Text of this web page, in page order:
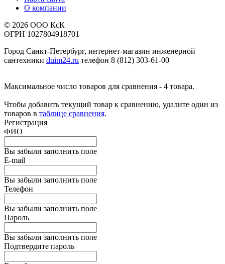
О компании
© 2026 ООО КсК
ОГРН 1027804918701
Город Санкт-Петербург, интернет-магазин инженерной
сантехники duim24.ru телефон 8 (812) 303-61-00
Максимальное число товаров для сравнения - 4 товара.
Чтобы добавить текущий товар к сравнению, удалите один из
товаров в таблице сравнения.
Регистрация
ФИО
Вы забыли заполнить поле
E-mail
Вы забыли заполнить поле
Телефон
Вы забыли заполнить поле
Пароль
Вы забыли заполнить поле
Подтвердите пароль